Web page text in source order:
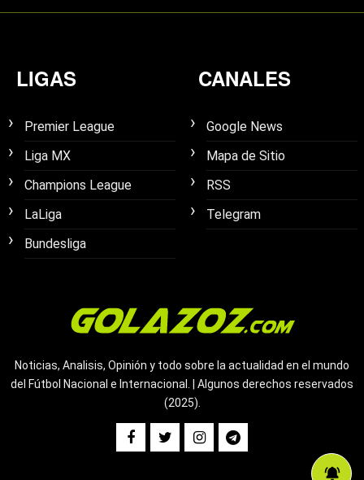
LIGAS
Premier League
Liga MX
Champions League
LaLiga
Bundesliga
CANALES
Google News
Mapa de Sitio
RSS
Telegram
Noticias, Analisis, Opinión y todo sobre la actualidad en el mundo
del Fútbol Nacional e Internacional. | Algunos derechos reservados
(2025).